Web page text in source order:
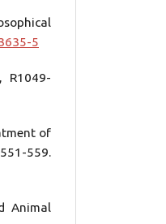
5
R1049-
of
559.
Animal